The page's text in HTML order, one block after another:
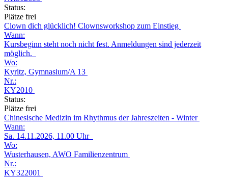
Status:
Plätze frei
Clown dich glücklich! Clownsworkshop zum Einstieg
Wann:
Kursbeginn steht noch nicht fest. Anmeldungen sind jederzeit
möglich.
Wo:
Kyritz, Gymnasium/A 13
Nr.:
KY2010
Status:
Plätze frei
Chinesische Medizin im Rhythmus der Jahreszeiten - Winter
Wann:
Sa. 14.11.2026, 11.00 Uhr
Wo:
Wusterhausen, AWO Familienzentrum
Nr.:
KY322001